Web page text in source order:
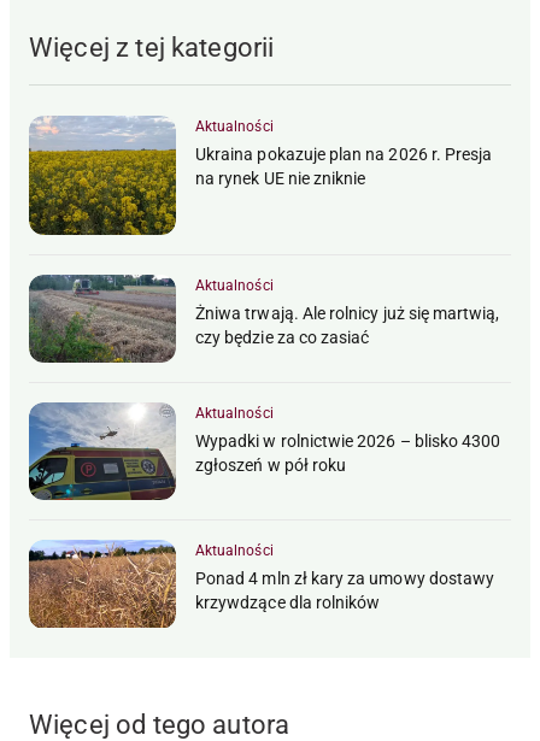
Więcej z tej kategorii
Aktualności
Ukraina pokazuje plan na 2026 r. Presja
na rynek UE nie zniknie
Aktualności
Żniwa trwają. Ale rolnicy już się martwią,
czy będzie za co zasiać
Aktualności
Wypadki w rolnictwie 2026 – blisko 4300
zgłoszeń w pół roku
Aktualności
Ponad 4 mln zł kary za umowy dostawy
krzywdzące dla rolników
Więcej od tego autora